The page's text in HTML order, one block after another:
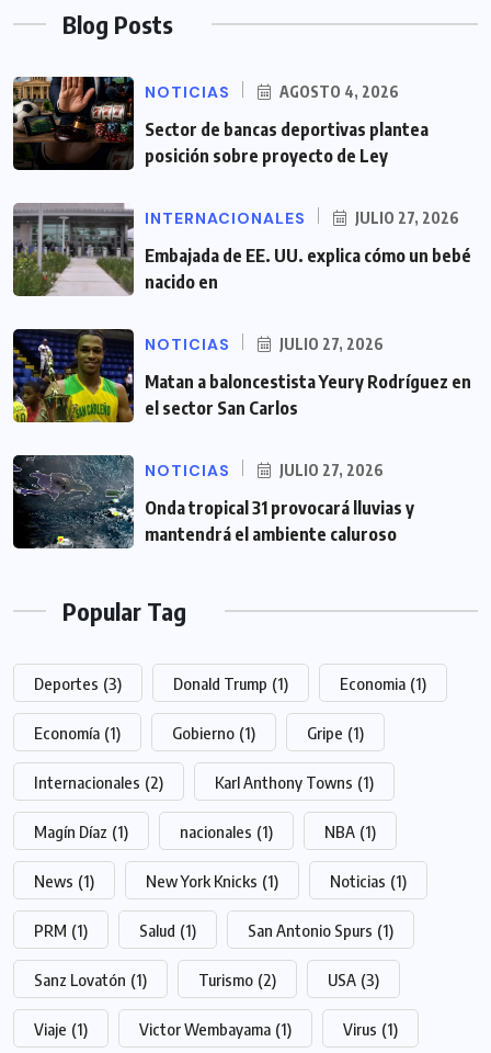
Blog Posts
NOTICIAS AGOSTO 4, 2026
Sector de bancas deportivas plantea
posición sobre proyecto de Ley
INTERNACIONALES JULIO 27, 2026
Embajada de EE. UU. explica cómo un bebé
nacido en
NOTICIAS JULIO 27, 2026
Matan a baloncestista Yeury Rodríguez en
el sector San Carlos
NOTICIAS JULIO 27, 2026
Onda tropical 31 provocará lluvias y
mantendrá el ambiente caluroso
Popular Tag
Deportes (3) Donald Trump (1) Economia (1)
Economía (1) Gobierno (1) Gripe (1)
Internacionales (2) Karl Anthony Towns (1)
Magín Díaz (1) nacionales (1) NBA (1)
News (1) New York Knicks (1) Noticias (1)
PRM (1) Salud (1) San Antonio Spurs (1)
Sanz Lovatón (1) Turismo (2) USA (3)
Viaje (1) Victor Wembayama (1) Virus (1)